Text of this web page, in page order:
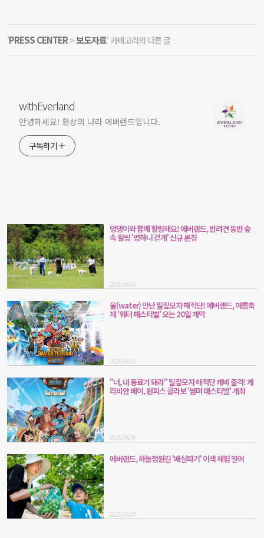
'PRESS CENTER>보도자료' 카테고리의 다른 글
withEverland
안녕하세요! 환상의 나라 에버랜드입니다.
구독하기
댕댕이와 함께 힐링해요! 에버랜드, 반려견 동반 숲
속 힐링 '멍하니 걷개' 신규 론칭
2025.06.18
물(water) 만난 밀짚모자 해적단! 에버랜드, 여름축
제 '워터 페스티벌' 오는 20일 개막
2025.06.16
"너, 내 동료가 돼라" 밀짚모자 해적단 캐비 출격! 캐
리비안 베이, 원피스 콜라보 '썸머 페스티벌' 개최
2025.06.09
에버랜드, 하늘정원길 '매실따기' 이색 체험 열어
2025.06.09